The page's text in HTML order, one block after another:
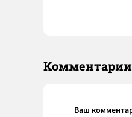
Комментарии